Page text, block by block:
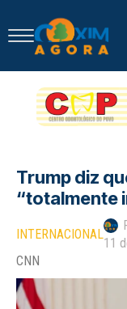
Trump diz
“totalmente
INTERNACIONAL
11
CNN